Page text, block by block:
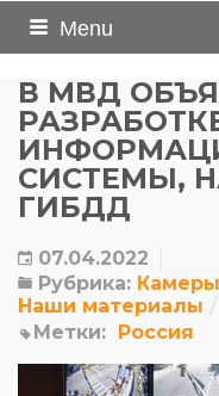
Menu
В МВД
СИСТЕМЫ,
ГИБДД
07.04.2022
Рубрика:
Наши материалы
Метки: Россия